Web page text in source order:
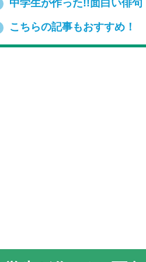
中学生が作った!!面白い俳句
こちらの記事もおすすめ！